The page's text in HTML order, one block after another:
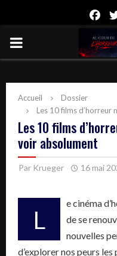
PRIMARY
Accueil
Dossier
Les 10 films d’horreur
Les 10 films
voir absolument
Par Krueger 16 mai
L
e cinéma
de se
nouvelles
d’explorer nos peurs